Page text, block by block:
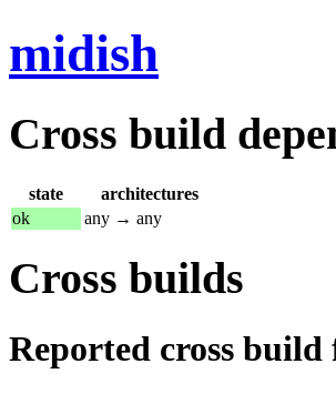
midish
Cross build
state
architectures
ok
any → any
Cross builds
Reported cross build